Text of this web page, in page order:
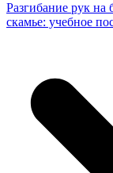
Разгибание рук на
скамье: учебное